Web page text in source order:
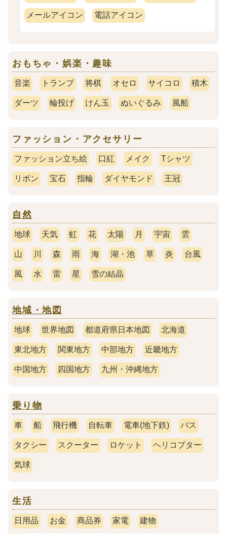
メールアイコン 電話アイコン
おもちゃ・娯楽・趣味
音楽 トランプ 将棋 オセロ サイコロ 積木
ダーツ 輪投げ けん玉 ぬいぐるみ 風船
ファッション・アクセサリー
ファッション立ち絵 口紅 メイク Tシャツ
リボン 宝石 指輪 ダイヤモンド 王冠
自然
地球 天気 虹 花 太陽 月 宇宙 雲
山 川 森 雨 海 湖・池 草 炎 台風
風 水 雷 星 雪の結晶
地域・地図
地球 世界地図 都道府県日本地図 北海道
東北地方 関東地方 中部地方 近畿地方
中国地方 四国地方 九州・沖縄地方
乗り物
車 船 飛行機 自転車 電車(地下鉄) バス
タクシー スクーター ロケット ヘリコプター
気球
生活
日用品 お金 商品券 家電 建物